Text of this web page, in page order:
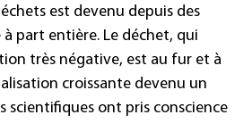
est devenu depuis des
part entière. Le déchet, qui
très négative, est au fur et à
croissante devenu un
scientifiques ont pris conscience